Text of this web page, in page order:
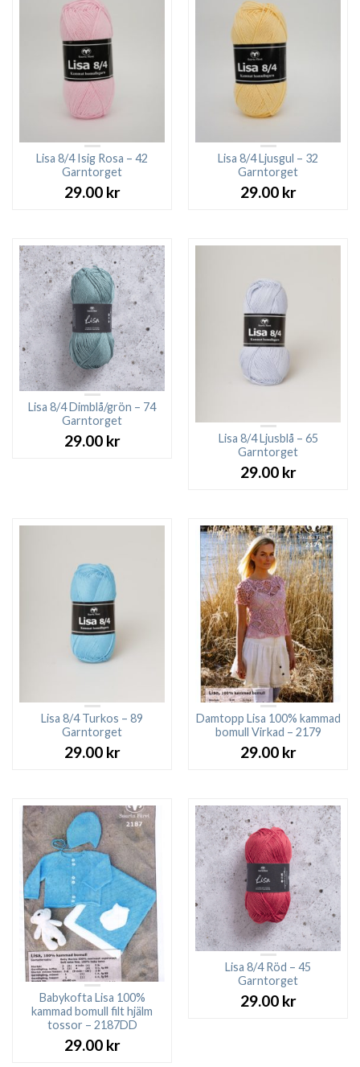
Lisa 8/4 Isig Rosa – 42
Garntorget
29.00 kr
Lisa 8/4 Ljusgul – 32
Garntorget
29.00 kr
Lisa 8/4 Dimblå/grön – 74
Garntorget
29.00 kr
Lisa 8/4 Ljusblå – 65
Garntorget
29.00 kr
Lisa 8/4 Turkos – 89
Garntorget
29.00 kr
Damtopp Lisa 100% kammad
bomull Virkad – 2179
29.00 kr
Babykofta Lisa 100%
kammad bomull filt hjälm
tossor – 2187DD
29.00 kr
Lisa 8/4 Röd – 45
Garntorget
29.00 kr